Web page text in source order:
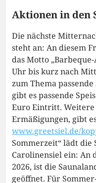
Aktionen in den
Die nächste
steht an: An diesem
das Motto
Uhr bis kurz nach
zum Thema
gibt es passende
Euro Eintritt. Weitere
Ermäßigungen, gibt
www.greetsiel.de/
Sommerzeit“ lädt die
Carolinensiel ein: An
2026, ist die
geöffnet. Für